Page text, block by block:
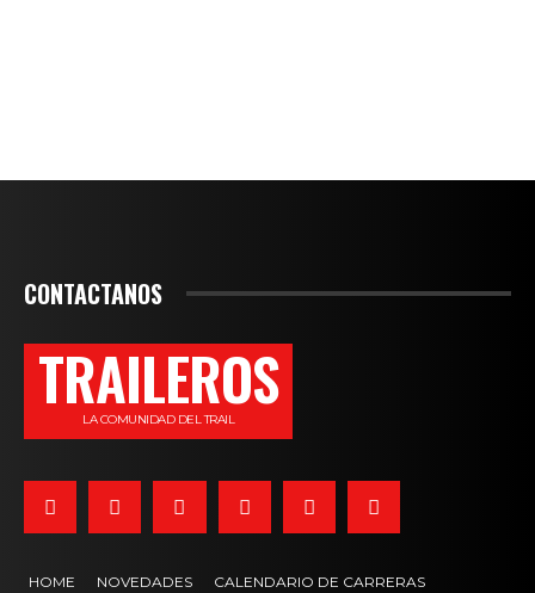
CONTACTANOS
TRAILEROS
LA COMUNIDAD DEL TRAIL
HOME NOVEDADES CALENDARIO DE CARRERAS